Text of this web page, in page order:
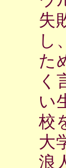
失
し
た
く
い
校
大
浪